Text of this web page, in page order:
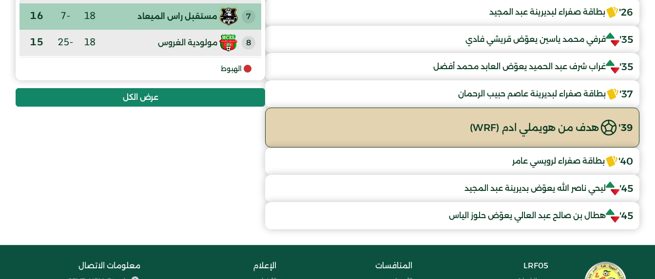
26' بطاقة صفراء لبديرينة عبد المجيد
35' قرفي محمد ياسين يعوّض قريشي فادي
35' غراب شرف عبد الحميد يعوّض العابد محمد أفضل
37' بطاقة صفراء لبديرينة عاصم حبيب الرحمان
39' هدف من هويملي ادم (WRF)
40' بطاقة صفراء لرويسي عامر
45' ليحي ناصر الله يعوّض بديرينة عبد المجيد
45' هطال بن صالح عبد العالي يعوّض حلوز الياس
7 مستقبل راس الميعاد 18
-7
16
8 مولودية الغروس 18
-25
15
9
الوفاق الرياضي جمورة
الهبوط
عرض الكل
LRF05 المنافسات الإعلام معلومات الاتصال